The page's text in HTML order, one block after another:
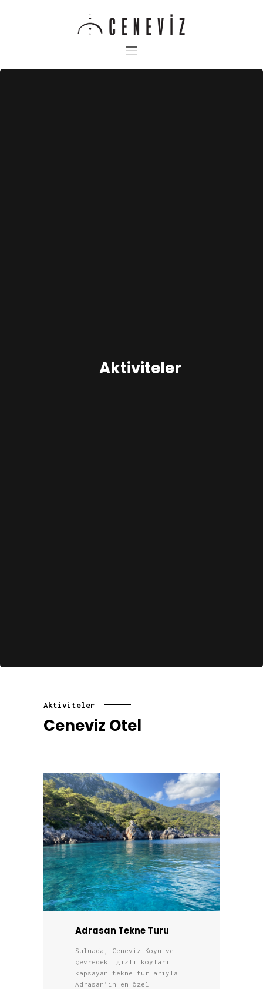
Aktiviteler
Aktiviteler
Ceneviz Otel
Adrasan Tekne Turu
Suluada, Ceneviz Koyu ve
çevredeki gizli koyları
kapsayan tekne turlarıyla
Adrasan’ın en özel